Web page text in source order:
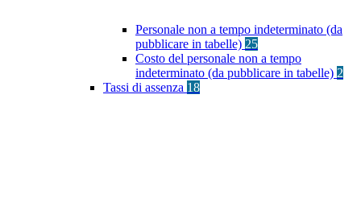
Personale non a tempo indeterminato (da
pubblicare in tabelle) 25
Costo del personale non a tempo
indeterminato (da pubblicare in tabelle) 2
Tassi di assenza 18